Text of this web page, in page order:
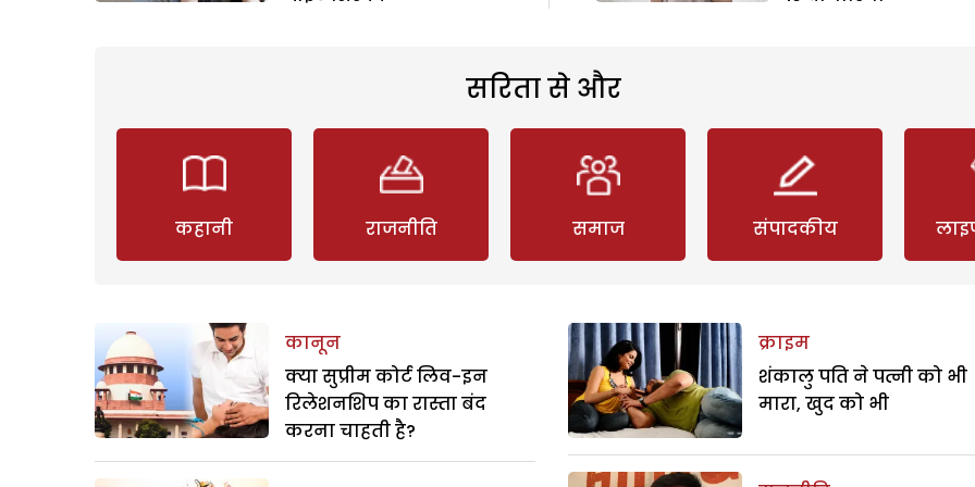
सरिता से और
कहानी राजनीति समाज संपादकीय
कानून
क्या सुप्रीम कोर्ट लिव-इन
रिलेशनशिप का रास्ता बंद
करना चाहती है?
क्राइम
शंकालु पति ने पत्नी को भी
मारा, खुद को भी